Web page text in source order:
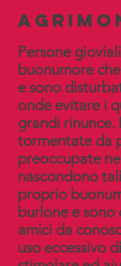
Persone
buonumore
e sono
onde evitare i
grandi rinunce.
tormentate da
preoccupate
nascondono
proprio
burlone e
amici da
uso eccessivo